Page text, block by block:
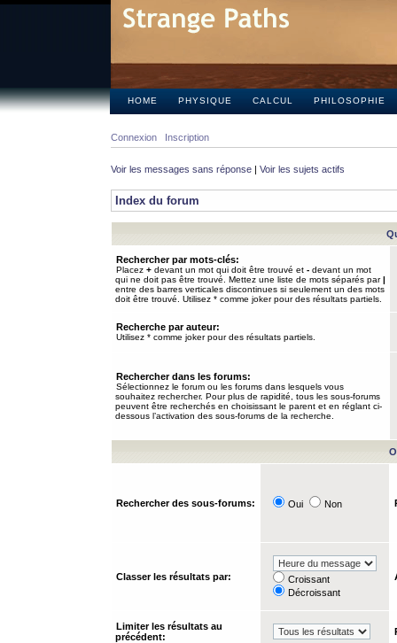
HOME PHYSIQUE CALCUL PHILOSOPHIE
Connexion Inscription
Voir les messages sans réponse | Voir les sujets actifs
Index du forum
Rechercher par mots-clés:
Placez + devant un mot qui doit être trouvé et - devant un mot
qui ne doit pas être trouvé. Mettez une liste de mots séparés par|
entre des barres verticales discontinues si seulement un des mots
doit être trouvé. Utilisez * comme joker pour des résultats partiels.
Recherche par auteur:
Utilisez * comme joker pour des résultats partiels.
Rechercher dans les forums:
Sélectionnez le forum ou les forums dans lesquels vous
souhaitez rechercher. Pour plus de rapidité, tous les sous-forums
peuvent être recherchés en choisissant le parent et en réglant ci-
dessous l’activation des sous-forums de la recherche.
Rechercher des sous-forums: Oui Non
Classer les résultats par:
Croissant
Décroissant
Limiter les résultats au
précédent: